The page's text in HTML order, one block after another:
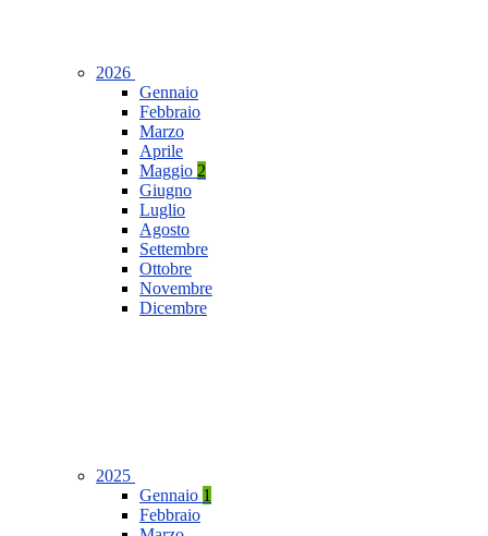
2026
Gennaio
Febbraio
Marzo
Aprile
Maggio 2
Giugno
Luglio
Agosto
Settembre
Ottobre
Novembre
Dicembre
2025
Gennaio 1
Febbraio